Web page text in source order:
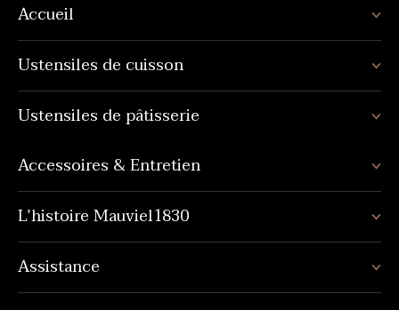
Accueil
Ustensiles de cuisson
Ustensiles de pâtisserie
Accessoires & Entretien
L’histoire Mauviel1830
Assistance